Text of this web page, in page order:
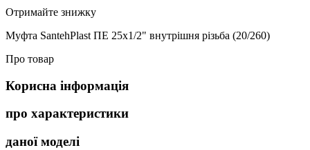
Отримайте знижку
Муфта SantehPlast ПЕ 25х1/2" внутрішня різьба (20/260)
Про товар
Корисна інформація
про характеристики
даної моделі